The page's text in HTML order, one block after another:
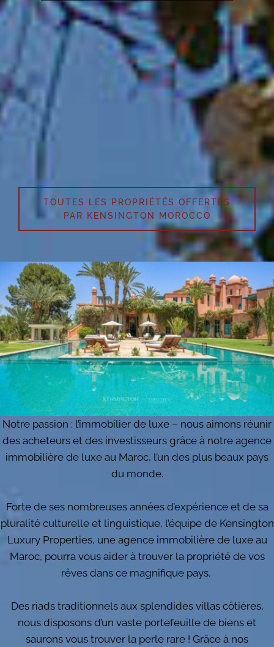
KENSINGTON LUXURY
PROPERTIES®
Les leaders de l’immobilier de prestige
TOUTES LES PROPRIÉTÉS OFFERTES
PAR KENSINGTON MOROCCO
Notre passion : l’immobilier de luxe – nous aimons réunir
des acheteurs et des investisseurs grâce à notre agence
immobilière de luxe au Maroc, l’un des plus beaux pays
du monde.
Forte de ses nombreuses années d’expérience et de sa
pluralité culturelle et linguistique, l’équipe de Kensington
Luxury Properties, une agence immobilière de luxe au
Maroc, pourra vous aider à trouver la propriété de vos
rêves dans ce magnifique pays.
Des riads traditionnels aux splendides villas côtières,
nous disposons d’un vaste portefeuille de biens et
saurons vous trouver la perle rare ! Grâce à nos